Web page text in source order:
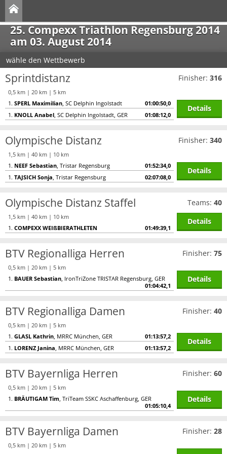
25. Compexx Triathlon Regensburg 2014
am 03. August 2014
wähle den Wettbewerb
Sprintdistanz
0,5 km | 20 km | 5 km
1. SPERL Maximilian, SC Delphin Ingolstadt
01:00:50,0
1. KNOLL Anabel, SC Delphin Ingolstadt, GER 01:08:12,0
Finisher: 316
Details
Olympische Distanz
1,5 km | 40 km | 10 km
1. NEEF Sebastian, Tristar Regensburg
01:52:34,0
1. TAJSICH Sonja, Tristar Regensburg 02:07:08,0
Finisher: 340
Details
Olympische Distanz Staffel
1,5 km | 40 km | 10 km
1. COMPEXX WEIßBIERATHLETEN 01:49:39,1
Teams: 40
Details
BTV Regionalliga Herren
0,5 km | 20 km | 5 km
1. BAUER Sebastian, IronTriZone TRISTAR Regensburg, GER
01:04:42,1
Finisher: 75
Details
BTV Regionalliga Damen
0,5 km | 20 km | 5 km
1. GLASL Kathrin, MRRC München, GER
01:13:57,2
1. LORENZ Janina, MRRC München, GER 01:13:57,2
Finisher: 40
Details
BTV Bayernliga Herren
0,5 km | 20 km | 5 km
1. BRÄUTIGAM Tim, TriTeam SSKC Aschaffenburg, GER
01:05:10,4
Finisher: 60
Details
BTV Bayernliga Damen
0,5 km | 20 km | 5 km
Finisher: 28